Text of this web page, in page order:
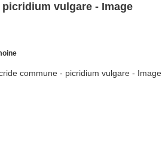
vulgare - Image